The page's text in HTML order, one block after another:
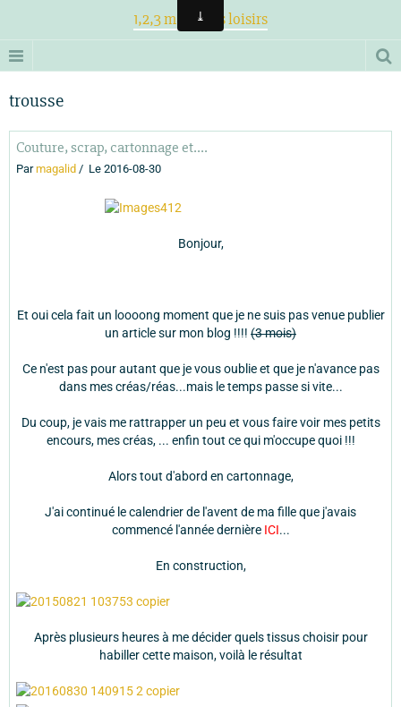
1,2,3 magiques loisirs
trousse
Couture, scrap, cartonnage et....
Parmagalid Le 2016-08-30
Bonjour,
Et oui cela fait un loooong moment que je ne suis pas venue publier
un article sur mon blog !!!! (3 mois)
Ce n'est pas pour autant que je vous oublie et que je n'avance pas
dans mes créas/réas...mais le temps passe si vite...
Du coup, je vais me rattrapper un peu et vous faire voir mes petits
encours, mes créas, ... enfin tout ce qui m'occupe quoi !!!
Alors tout d'abord en cartonnage,
J'ai continué le calendrier de l'avent de ma fille que j'avais
commencé l'année dernière ICI...
En construction,
Après plusieurs heures à me décider quels tissus choisir pour
habiller cette maison, voilà le résultat